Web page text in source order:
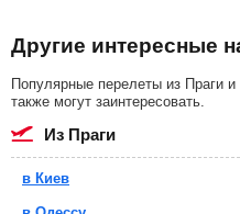
Другие интересные
Популярные перелеты из Праги
также могут заинтересовать.
из Праги
в Киев